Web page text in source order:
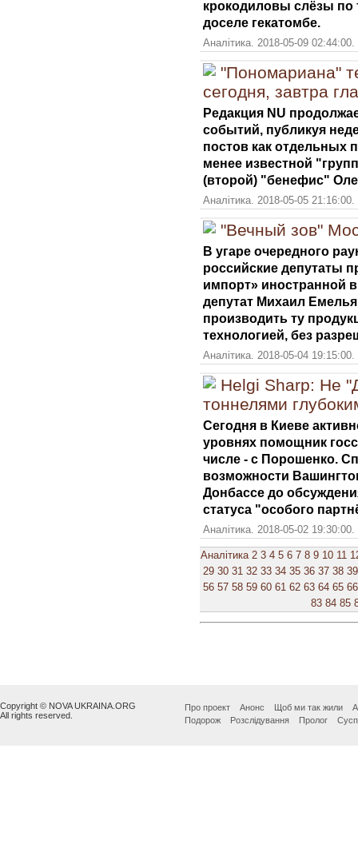
крокодиловы слёзы по
доселе гекатомбе.
Аналітика. 2018-05-09
"Пономариана"
сегодня, завтра
Редакция NU
событий, публикуя
постов как отдельных
менее известной
(второй) "бенефис"
Аналітика. 2018-05-05
"Вечный зов"
В угаре очередного
российские депутаты
импорт» иностранной
депутат Михаил
производить ту
технологией, без
Аналітика. 2018-05-04
Helgi Sharp: Не
тоннелями
Сегодня в Киеве
уровнях помощник
числе - с Порошенко.
возможности
Донбассе до
статуса "особого
Аналітика. 2018-05-02
Аналітика 2 3 4 5 6 7 8 9 10 11
29 30 31 32 33 34 35 36 37 38 39
56 57 58 59 60 61 62 63 64 65 66
83 84 85
Copyright © NOVA UKRAINA.ORG
All rights reserved.
Про проект Анонс Щоб ми так жили
Подорож
Розслідування Пролог